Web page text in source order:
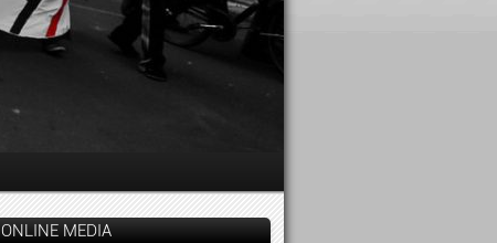
ONLINE MEDIA